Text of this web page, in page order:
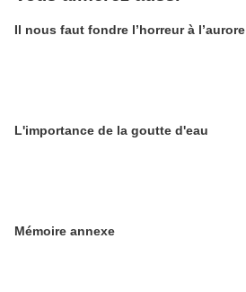
Il nous faut fondre l’horreur à l’aurore
L'importance de la goutte d'eau
Mémoire annexe